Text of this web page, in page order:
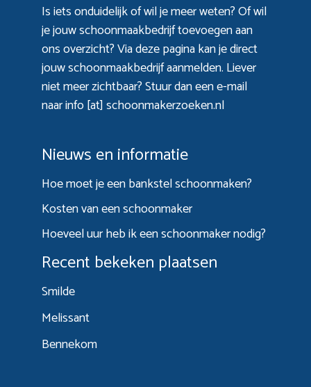
Is iets onduidelijk of wil je meer weten? Of wil
je jouw schoonmaakbedrijf toevoegen aan
ons overzicht? Viadeze paginakan je direct
jouw schoonmaakbedrijf aanmelden. Liever
niet meer zichtbaar? Stuur dan een e-mail
naar info [at] schoonmakerzoeken.nl
Nieuws en informatie
Hoe moet je een bankstel schoonmaken?
Kosten van een schoonmaker
Hoeveel uur heb ik een schoonmaker nodig?
Recent bekeken plaatsen
Smilde
Melissant
Bennekom